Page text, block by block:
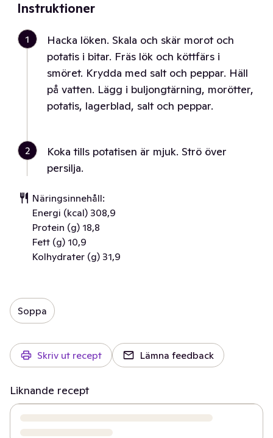
Instruktioner
1
Hacka löken. Skala och skär morot och
potatis i bitar. Fräs lök och köttfärs i
smöret. Krydda med salt och peppar. Häll
på vatten. Lägg i buljongtärning, morötter,
potatis, lagerblad, salt och peppar.
2
Koka tills potatisen är mjuk. Strö över
persilja.
Näringsinnehåll:
Energi (kcal) 308,9
Protein (g) 18,8
Fett (g) 10,9
Kolhydrater (g) 31,9
Soppa
Skriv ut recept Lämna feedback
Liknande recept